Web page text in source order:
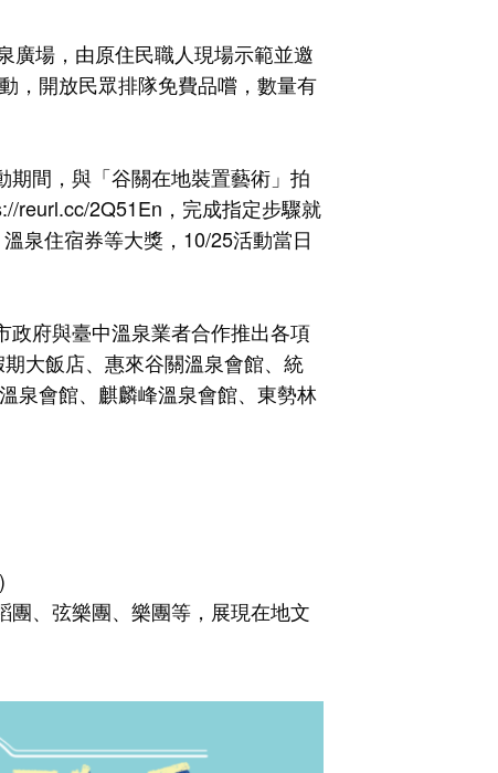
廣場，由原住民職人現場示範並邀
，開放民眾排隊免費品嚐，數量有
間，與「谷關在地裝置藝術」拍
reurl.cc/2Q51En ，完成指定步驟就
泉住宿券等大獎，10/25活動當日
府與臺中溫泉業者合作推出各項
大飯店、惠來谷關溫泉會館、統
泉會館、麒麟峰溫泉會館、東勢林
、弦樂團、樂團等，展現在地文